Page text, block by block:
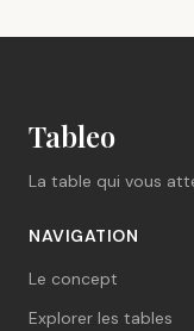
Tableo
La table qui vous
NAVIGATION
Le concept
Explorer les tables